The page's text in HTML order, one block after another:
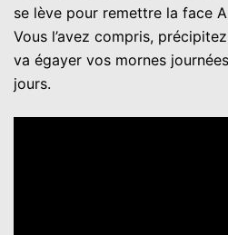
se lève pour remettre la face
Vous l’avez compris,
va égayer vos mornes
jours.